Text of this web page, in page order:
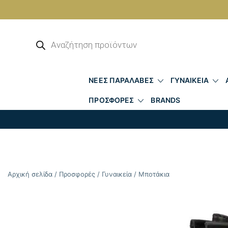
προϊόντων
ΝΕΕΣ ΠΑΡΑΛΑΒΕΣ ΓΥΝΑΙΚΕΙΑ
ΠΡΟΣΦΟΡΕΣ BRANDS
Αρχική σελίδα / Προσφορές / Γυναικεία / Μποτάκια